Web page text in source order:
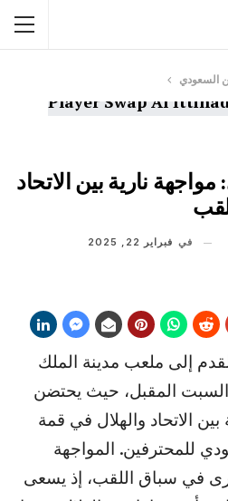
السعودي
نارية بين الاتحاد
في فبراير 22, 2025
إلى ملعب مدينة الملك
السبت المقبل، حيث يحتضن
الاتحاد والهلال في قمة
للمحترفين. المواجهة
في سباق اللقب، إذ يسعى